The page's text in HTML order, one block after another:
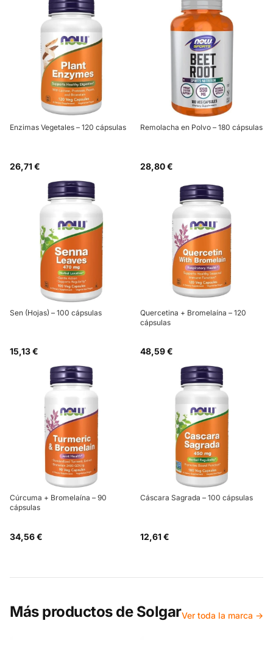
Enzimas Vegetales – 120 cápsulas
26,71 €
Remolacha en Polvo – 180 cápsulas
28,80 €
Sen (Hojas) – 100 cápsulas
15,13 €
Quercetina + Bromelaína – 120
cápsulas
48,59 €
Cúrcuma + Bromelaína – 90
cápsulas
34,56 €
Cáscara Sagrada – 100 cápsulas
12,61 €
Más productos de SolgarVer toda la marca →